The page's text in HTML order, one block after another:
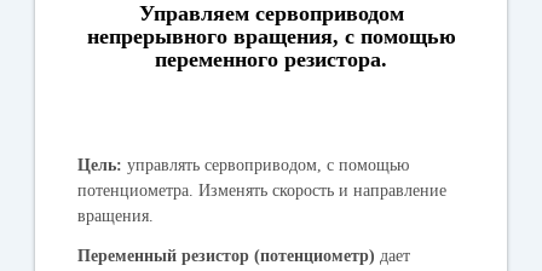
Управляем сервоприводом
непрерывного вращения, с помощью
переменного резистора.
Цель:управлять сервоприводом, с помощью
потенциометра. Изменять скорость и направление
вращения.
Переменный резистор (потенциометр) дает